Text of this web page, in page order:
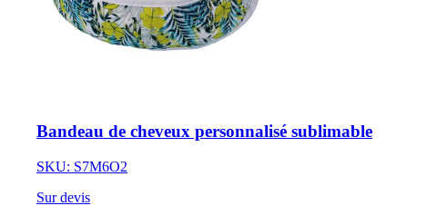
Bandeau de cheveux personnalisé sublimable
SKU: S7M6O2
Sur devis